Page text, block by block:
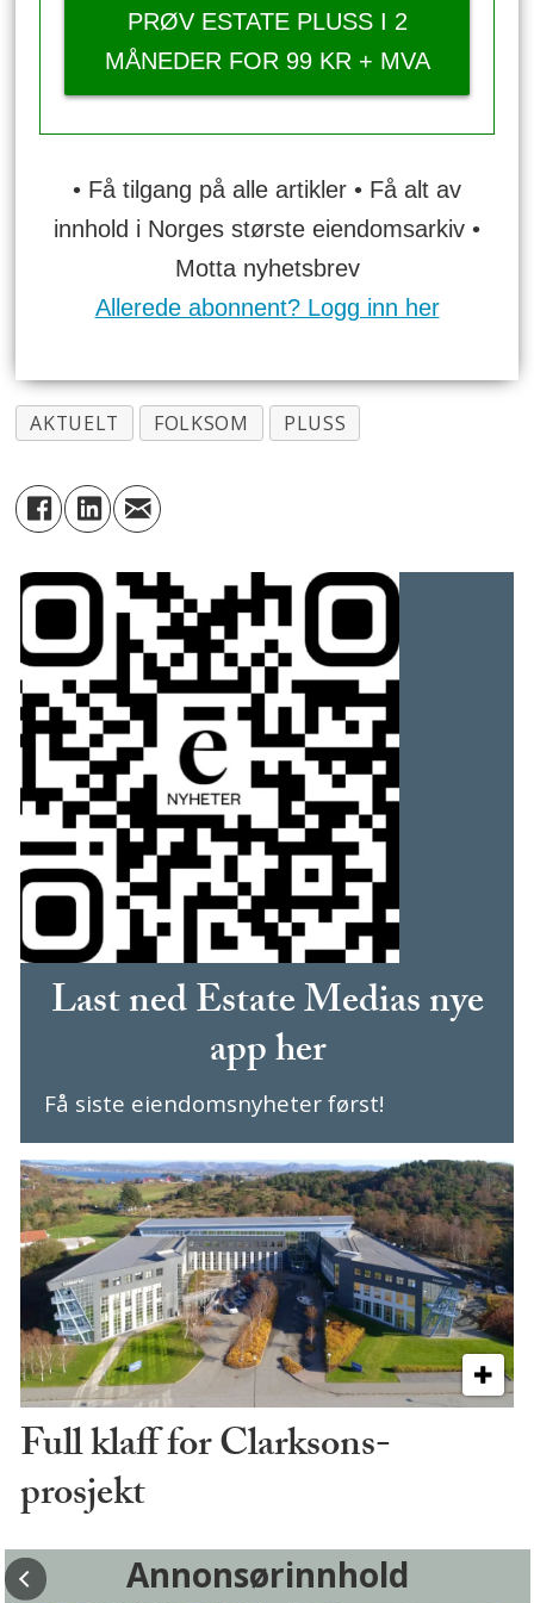
PRØV ESTATE PLUSS I 2
MÅNEDER FOR 99 KR + MVA
• Få tilgang på alle artikler • Få alt av
innhold i Norges største eiendomsarkiv •
Motta nyhetsbrev
Allerede abonnent? Logg inn her
AKTUELT FOLKSOM PLUSS
Last ned Estate Medias nye
app her
Få siste eiendomsnyheter først!
Full klaff for Clarksons-
prosjekt
Annonsørinnhold